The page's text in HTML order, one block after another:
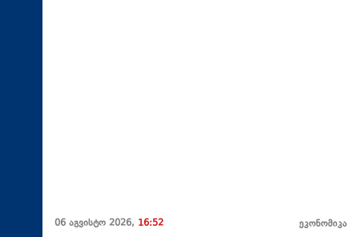
06 აგვისტო 2026, 16:52 ეკონომიკა